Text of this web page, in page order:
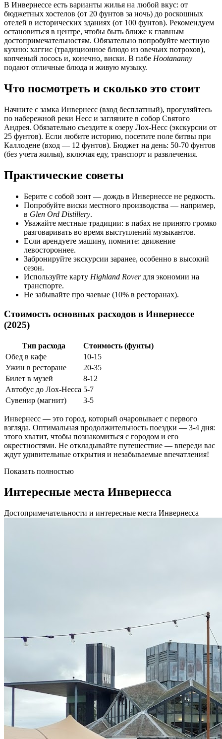
В Инвернессе есть варианты жилья на любой вкус: от
бюджетных хостелов (от 20 фунтов за ночь) до роскошных
отелей в исторических зданиях (от 100 фунтов). Рекомендуем
остановиться в центре, чтобы быть ближе к главным
достопримечательностям. Обязательно попробуйте местную
кухню: хаггис (традиционное блюдо из овечьих потрохов),
копченый лосось и, конечно, виски. В пабе Hootananny
подают отличные блюда и живую музыку.
Что посмотреть и сколько это стоит
Начните с замка Инвернесс (вход бесплатный), прогуляйтесь
по набережной реки Несс и загляните в собор Святого
Андрея. Обязательно съездите к озеру Лох-Несс (экскурсии от
25 фунтов). Если любите историю, посетите поле битвы при
Каллодене (вход — 12 фунтов). Бюджет на день: 50-70 фунтов
(без учета жилья), включая еду, транспорт и развлечения.
Практические советы
Берите с собой зонт — дождь в Инвернессе не редкость.
Попробуйте виски местного производства — например,
в Glen Ord Distillery.
Уважайте местные традиции: в пабах не принято громко
разговаривать во время выступлений музыкантов.
Если арендуете машину, помните: движение
левостороннее.
Забронируйте экскурсии заранее, особенно в высокий
сезон.
Используйте карту Highland Roverдля экономии на
транспорте.
Не забывайте про чаевые (10% в ресторанах).
Стоимость основных расходов в Инвернессе
(2025)
Тип расхода
Стоимость (фунты)
Обед в кафе
10-15
Ужин в ресторане
20-35
Билет в музей
8-12
Автобус до Лох-Несса 5-7
Сувенир (магнит)
3-5
Инвернесс — это город, который очаровывает с первого
взгляда. Оптимальная продолжительность поездки — 3-4 дня:
этого хватит, чтобы познакомиться с городом и его
окрестностями. Не откладывайте путешествие — впереди вас
ждут удивительные открытия и незабываемые впечатления!
Показать полностью
Интересные места Инвернесса
Достопримечательности и интересные места Инвернесса